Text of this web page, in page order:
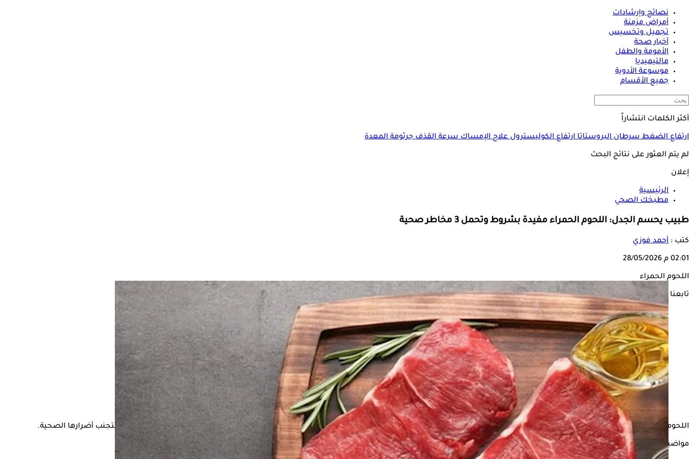
نصائح وإرشادات
أمراض مزمنة
تجميل وتخسيس
أخبار صحة
الأمومة والطفل
مالتيميديا
موسوعة الأدوية
جميع الأقسام
أكثر الكلمات انتشاراً
ارتفاع الضغطسرطان البروستاتاارتفاع الكوليسترولعلاج الإمساكسرعة القذفجرثومة المعدة
لم يتم العثور على نتائج البحث
إعلان
الرئيسية
مطبخك الصحي
طبيب يحسم الجدل: اللحوم الحمراء مفيدة بشروط وتحمل 3 مخاطر صحية
كتب : أحمد فوزي
02:01 م 28/05/2026
اللحوم الحمراء
تابعنا على
اللحوم الحمراء تظل من أهم مصادر البروتين عالي الجودة الضروري لبناء العضلات والحفاظ عليها، خاصة مع التقدم في العمر، لكنها في الوقت نفسه تحتاج إلى تناول معتدل لتجنب أضرارها الصحية.
مواضيع ذات صلة